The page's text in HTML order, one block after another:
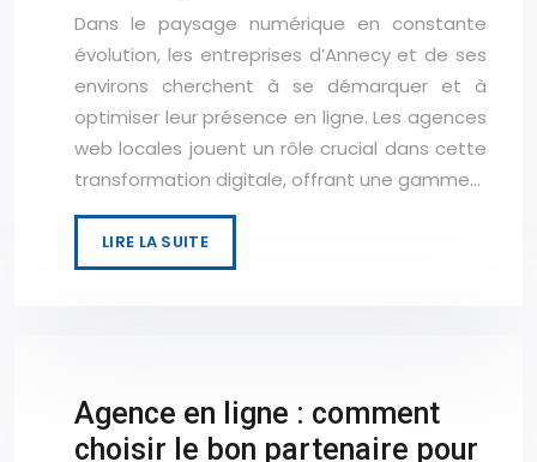
Dans le paysage numérique en constante
évolution, les entreprises d’Annecy et de ses
environs cherchent à se démarquer et à
optimiser leur présence en ligne. Les agences
web locales jouent un rôle crucial dans cette
transformation digitale, offrant une gamme…
LIRE LA SUITE
Agence en ligne : comment
choisir le bon partenaire pour